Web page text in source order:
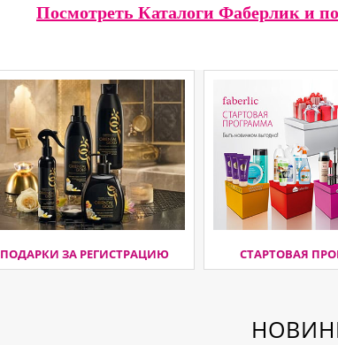
Посмотреть Каталоги Фаберлик и
ПОДАРКИ ЗА РЕГИСТРАЦИЮ СТАРТОВАЯ